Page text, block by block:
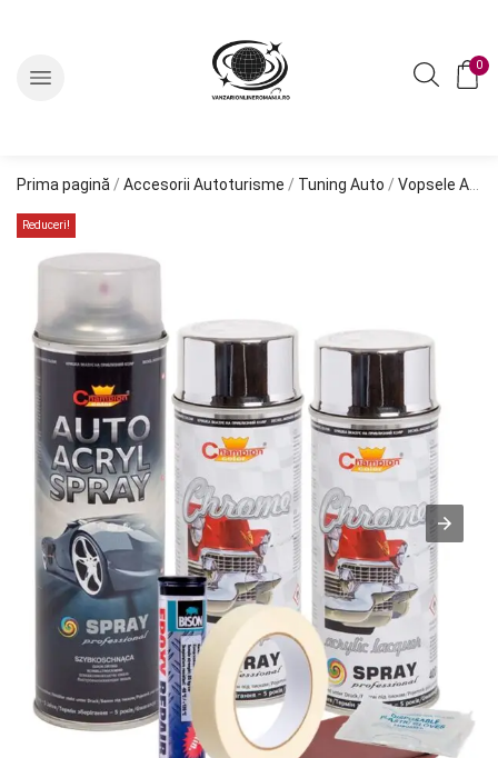
0
Prima pagină / Accesorii Autoturisme / Tuning Auto / Vopsele Auto
Reduceri!